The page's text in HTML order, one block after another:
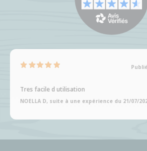
Tres facile d utilisation
NOELLA D, suite à une expérience du 21/07/